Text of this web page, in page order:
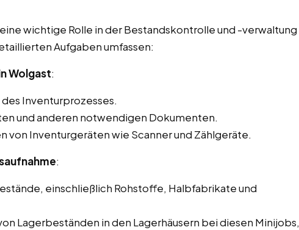
wichtige Rolle in der Bestandskontrolle und -verwaltung
Aufgaben umfassen:
Wolgast:
Inventurprozesses.
und anderen notwendigen Dokumenten.
von Inventurgeräten wie Scanner und Zählgeräte.
:
einschließlich Rohstoffe, Halbfabrikate und
Lagerbeständen in den Lagerhäusern bei diesen Minijobs,